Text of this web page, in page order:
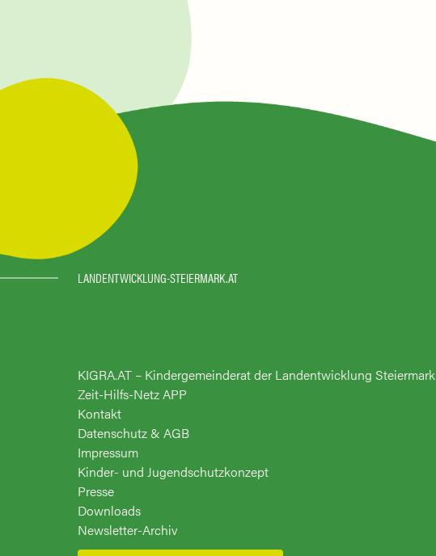
LANDENTWICKLUNG-STEIERMARK.AT
KIGRA.AT – Kindergemeinderat der Landentwicklung Steiermark
Zeit-Hilfs-Netz APP
Kontakt
Datenschutz & AGB
Impressum
Kinder- und Jugendschutzkonzept
Presse
Downloads
Newsletter-Archiv